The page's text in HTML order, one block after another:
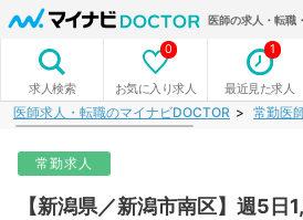
医師の求人・転職
求人検索 お気に入り求人
0
最近見た求人
1
医師求人・転職のマイナビDOCTOR 常勤医
常勤求人
【新潟県／新潟市南区】週5